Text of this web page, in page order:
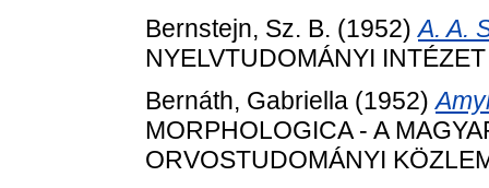
Bernstejn, Sz. B. (1952)A. A.
NYELVTUDOMÁNYI
Bernáth, Gabriella (1952)
MORPHOLOGICA - A
ORVOSTUDOMÁNYI